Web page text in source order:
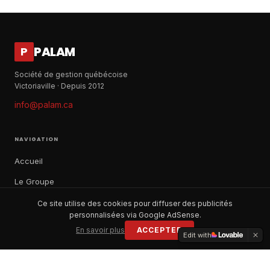
P PALAM
Société de gestion québécoise
Victoriaville · Depuis 2012
info@palam.ca
NAVIGATION
Accueil
Le Groupe
Notre histoire
Ce site utilise des cookies pour diffuser des publicités
personnalisées via Google AdSense.
En savoir plus
ACCEPTER
Edit with